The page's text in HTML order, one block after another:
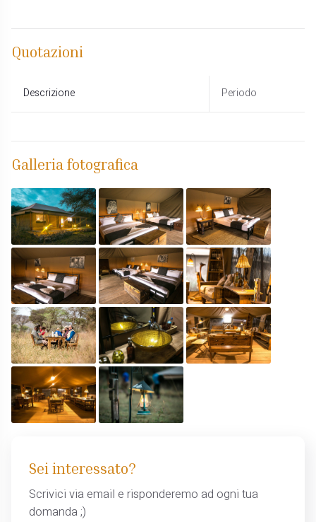
Quotazioni
Descrizione Periodo
Galleria fotografica
Sei interessato?
Scrivici via email e risponderemo ad ogni tua
domanda ;)